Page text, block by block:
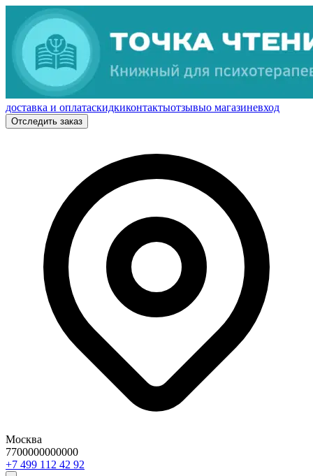
доставка и оплатаскидкиконтактыотзывыо магазиневход
Отследить заказ
Москва
7700000000000
29 24 211 994 7+